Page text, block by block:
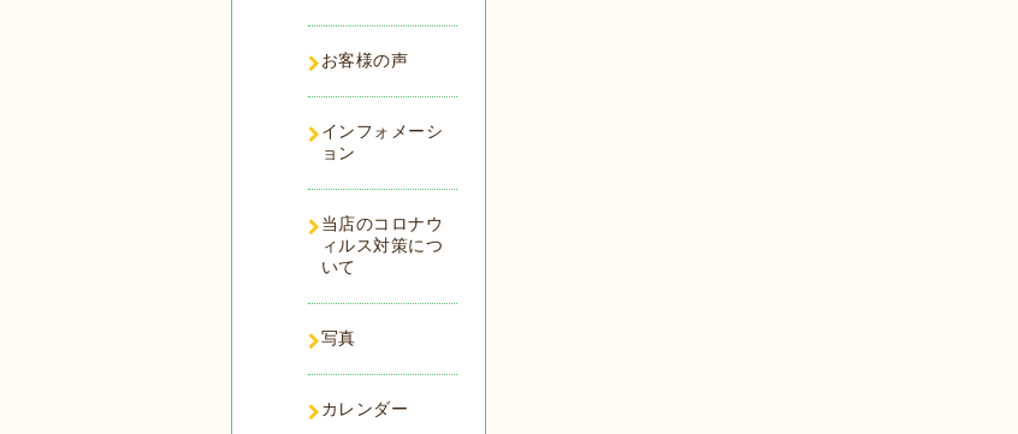
お客様の声
インフォメーシ
ョン
当店のコロナウ
ィルス対策につ
いて
写真
カレンダー